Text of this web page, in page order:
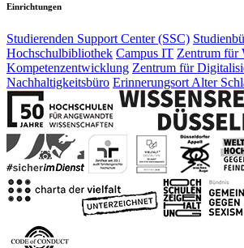
Einrichtungen
Studierenden Support Center (SSC)
Hochschulbibliothek Campus IT Zentrum für
Kompetenzentwicklung Zentrum für
Nachhaltigkeitsbüro Erinnerungsort Alter